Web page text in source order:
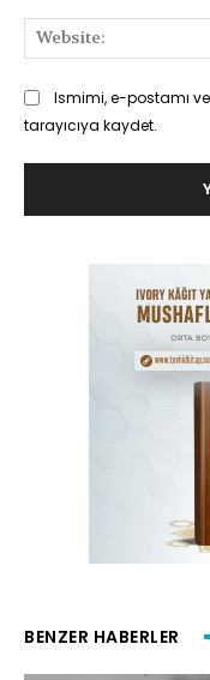
Ismimi, e-postamı
tarayıcıya kaydet.
BENZER HABERLER